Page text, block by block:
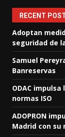
RECENT
Adoptan
seguridad de
Samuel
Banreservas
ODAC
normas ISO
ADOPRON
Madrid con su